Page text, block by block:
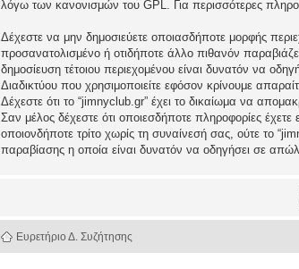
λόγω των κανονισμών του GPL. Για περισσότερες
Δέχεστε να μην δημοσιεύετε οποιασδήποτε μορφής
προσανατολισμένο ή οτιδήποτε άλλο πιθανόν
δημοσίευση τέτοιου περιεχομένου είναι δυνατόν να
Διαδικτύου που χρησιμοποιείτε εφόσον κρίνουμε
Δέχεστε ότι το “jimnyclub.gr” έχει το δικαίωμα να
Σαν μέλος δέχεστε ότι οποιεσδήποτε πληροφορίες
οποιονδήποτε τρίτο χωρίς τη συναίνεσή σας, ούτε το
παραβίασης η οποία είναι δυνατόν να οδηγήσει σε
Ευρετήριο Δ. Συζήτησης